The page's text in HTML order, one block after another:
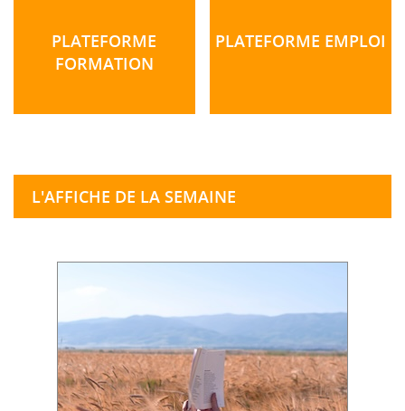
PLATEFORME
FORMATION
PLATEFORME EMPLOI
L'AFFICHE DE LA SEMAINE